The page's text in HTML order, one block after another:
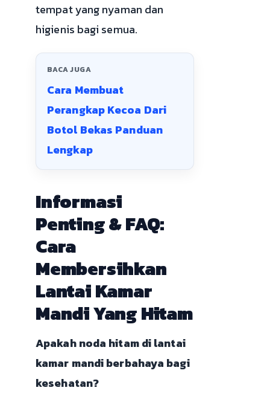
tempat yang nyaman dan
higienis bagi semua.
BACA JUGA
Cara Membuat
Perangkap Kecoa Dari
Botol Bekas Panduan
Lengkap
Informasi
Penting & FAQ:
Cara
Membersihkan
Lantai Kamar
Mandi Yang Hitam
Apakah noda hitam di lantai
kamar mandi berbahaya bagi
kesehatan?